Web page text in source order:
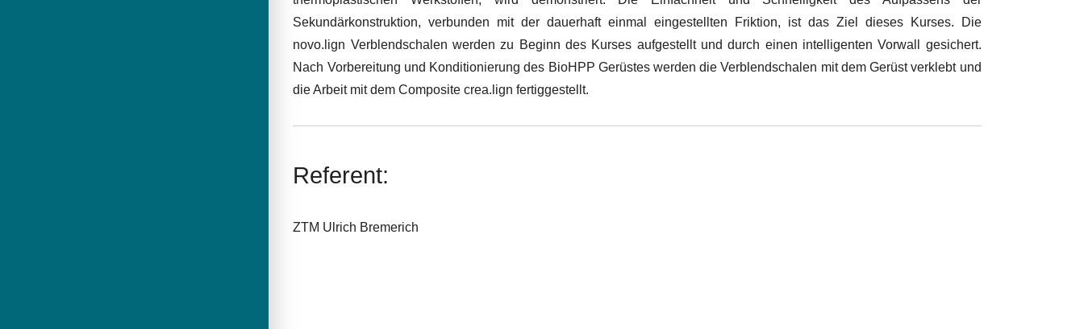
Sekundärkonstruktion, verbunden mit der dauerhaft einmal eingestellten Friktion, ist das Ziel dieses Kurses. Die
novo.lign Verblendschalen werden zu Beginn des Kurses aufgestellt und durch einen intelligenten Vorwall gesichert.
Nach Vorbereitung und Konditionierung des BioHPP Gerüstes werden die Verblendschalen mit dem Gerüst verklebt und
die Arbeit mit dem Composite crea.lign fertiggestellt.
Referent:
ZTM Ulrich Bremerich